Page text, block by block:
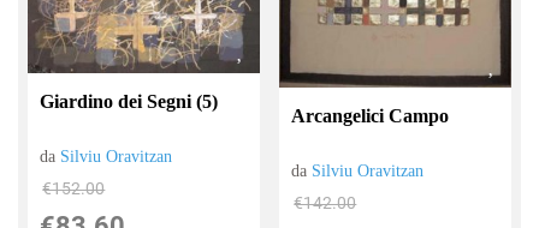
Giardino dei Segni (5)
da Silviu Oravitzan
€152.00
Arcangelici Campo
da Silviu Oravitzan
€142.00